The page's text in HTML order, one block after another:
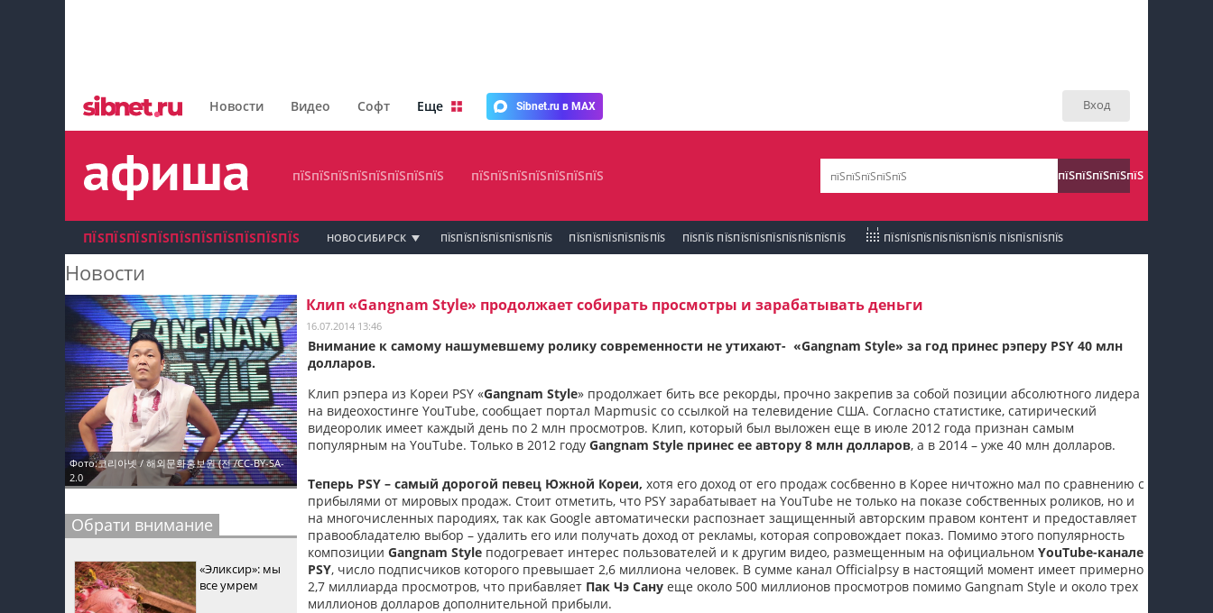
Новости Видео Софт Еще Sibnet.ru в MAX Вход
пїЅпїЅпїЅпїЅпїЅпїЅпїЅпїЅ
пїЅпїЅпїЅпїЅпїЅпїЅпїЅ
пїЅпїЅпїЅ пїЅпїЅпїЅпїЅпїЅпїЅпїЅ пїЅпїЅ
пїЅпїЅпїЅпїЅпїЅ
пїЅпїЅпїЅ пїЅпїЅпїЅпїЅпїЅпїЅпїЅ
пїЅпїЅпїЅ пїЅпїЅпїЅпїЅпїЅпїЅпїЅ
пїЅпїЅпїЅ
пїЅпїЅпїЅпїЅпїЅпїЅпїЅпїЅпїЅпїЅпїЅ
пїЅпїЅпїЅпїЅпїЅпїЅпїЅпїЅпїЅ
пїЅпїЅпїЅ пїЅпїЅпїЅпїЅпїЅ
пїЅпїЅпїЅ пїЅпїЅпїЅпїЅпїЅпїЅ
пїЅпїЅпїЅпїЅпїЅпїЅпїЅпїЅ пїЅпїЅпїЅпїЅпїЅпїЅпїЅ пїЅпїЅпїЅпїЅпїЅ
пїЅпїЅпїЅ пїЅпїЅпїЅпїЅпїЅпїЅпїЅ
пїЅпїЅпїЅ пїЅпїЅпїЅпїЅпїЅпїЅпїЅ
пїЅпїЅпїЅпїЅпїЅпїЅпїЅпїЅпїЅпїЅпїЅ
пїЅпїЅпїЅпїЅпїЅпїЅпїЅпїЅпїЅ
пїЅпїЅпїЅпїЅпїЅ
пїЅпїЅпїЅпїЅпїЅпїЅпїЅпїЅпїЅпїЅ
ПЇЅПЇЅПЇЅПЇЅПЇЅПЇЅПЇЅПЇЅПЇЅПЇЅ НОВОСИБИРСК ПЇЅПЇЅПЇЅПЇЅПЇЅПЇЅПЇЅ ПЇЅПЇЅПЇЅПЇЅПЇЅПЇЅ ПЇЅПЇЅ ПЇЅПЇЅПЇЅПЇЅПЇЅПЇЅПЇЅПЇЅ ПЇЅПЇЅПЇЅПЇЅПЇЅПЇЅПЇЅ ПЇЅПЇЅПЇЅПЇЅ
Новости
Фото:코리아넷 / 해외문화홍보원 (전 /CC-BY-SA-
2.0
Обрати внимание
«Эликсир»: мы
все умрем
Клип «Gangnam Style» продолжает собирать просмотры и зарабатывать деньги
16.07.2014 13:46
Внимание к самому нашумевшему ролику современности не утихают- «Gangnam Style» за год принес рэперу PSY 40 млн
долларов.
Клип рэпера из Кореи PSY «Gangnam Style» продолжает бить все рекорды, прочно закрепив за собой позиции абсолютного лидера
на видеохостинге YouTube, сообщает портал Mapmusic со ссылкой на телевидение США. Согласно статистике, сатирический
видеоролик имеет каждый день по 2 млн просмотров. Клип, который был выложен еще в июле 2012 года признан самым
популярным на YouTube. Только в 2012 году Gangnam Style принес ее автору 8 млн долларов, а в 2014 – уже 40 млн долларов.
Теперь PSY – самый дорогой певец Южной Кореи, хотя его доход от его продаж сосбвенно в Корее ничтожно мал по сравнению с
прибылями от мировых продаж. Стоит отметить, что PSY зарабатывает на YouTube не только на показе собственных роликов, но и
на многочисленных пародиях, так как Google автоматически распознает защищенный авторским правом контент и предоставляет
правообладателю выбор – удалить его или получать доход от рекламы, которая сопровождает показ. Помимо этого популярность
композиции Gangnam Style подогревает интерес пользователей и к другим видео, размещенным на официальном YouTube-канале
PSY, число подписчиков которого превышает 2,6 миллиона человек. В сумме канал Officialpsy в настоящий момент имеет примерно
2,7 миллиарда просмотров, что прибавляет Пак Чэ Сану еще около 500 миллионов просмотров помимо Gangnam Style и около трех
миллионов долларов дополнительной прибыли.